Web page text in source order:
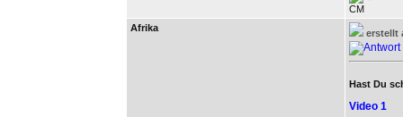
CM
Afrika
erstellt
Hast Du
Video 1